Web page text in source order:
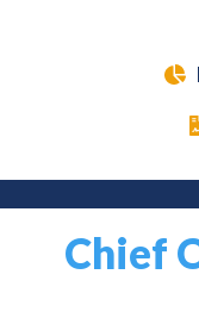
Chief